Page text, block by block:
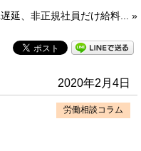
延、非正規社員だけ給料... »
2020年2月4日
労働相談コラム